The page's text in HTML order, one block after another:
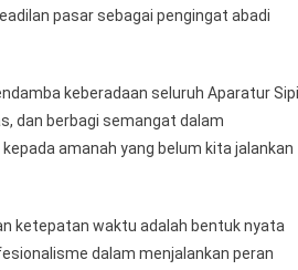
pasar sebagai pengingat abadi
keberadaan seluruh Aparatur
dan berbagi semangat dalam
amanah yang belum kita jalankan
ketepatan waktu adalah bentuk nyata
dalam menjalankan peran